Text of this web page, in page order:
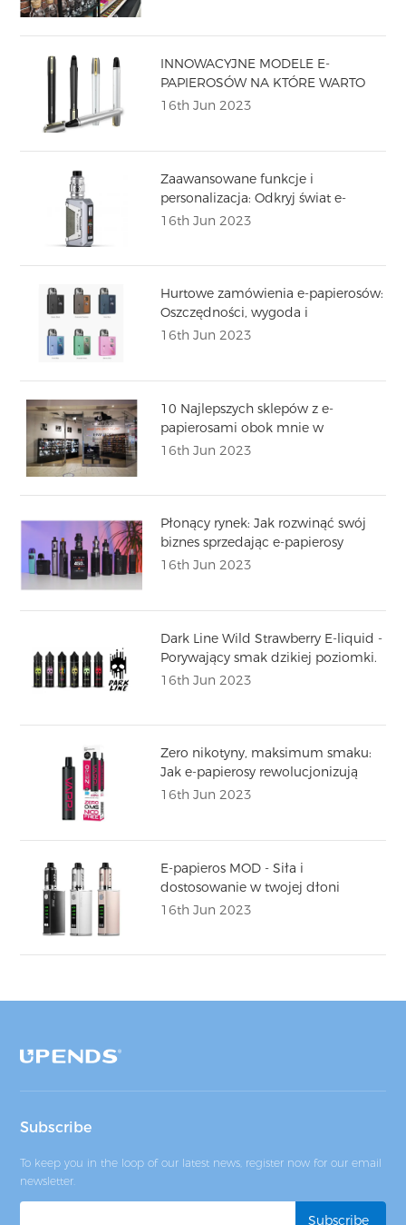
INNOWACYJNE MODELE E-
PAPIEROSÓW NA KTÓRE WARTO
ZWRÓCIĆ UWAGĘ 2023
16th Jun 2023
Zaawansowane funkcje i
personalizacja: Odkryj świat e-
papierosów box
16th Jun 2023
Hurtowe zamówienia e-papierosów:
Oszczędności, wygoda i
niekończące się zapasy
16th Jun 2023
10 Najlepszych sklepów z e-
papierosami obok mnie w
Warszawie
16th Jun 2023
Płonący rynek: Jak rozwinąć swój
biznes sprzedając e-papierosy
16th Jun 2023
Dark Line Wild Strawberry E-liquid -
Porywający smak dzikiej poziomki.
Odkryj najlepsze tanie soki
16th Jun 2023
Zero nikotyny, maksimum smaku:
Jak e-papierosy rewolucjonizują
rynek palenia
16th Jun 2023
E-papieros MOD - Siła i
dostosowanie w twojej dłoni
16th Jun 2023
Subscribe
To keep you in the loop of our latest news, register now for our email
newsletter.